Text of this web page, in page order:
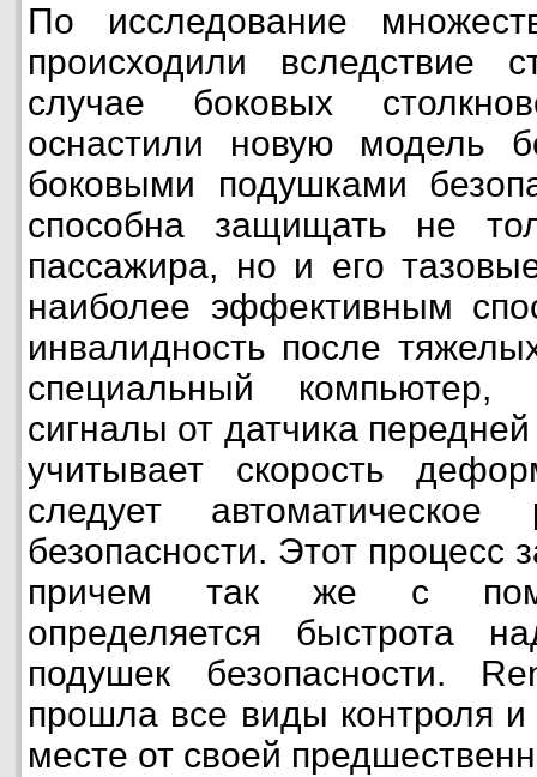
По исследование
происходили вследствие
случае боковых
оснастили новую модель
боковыми подушками
способна защищать не
пассажира, но и его
наиболее эффективным
инвалидность после
специальный компьютер,
сигналы от датчика
учитывает скорость
следует автоматическое
безопасности. Этот процесс
причем так же с
определяется быстрота
подушек безопасности.
прошла все виды контроля
месте от своей